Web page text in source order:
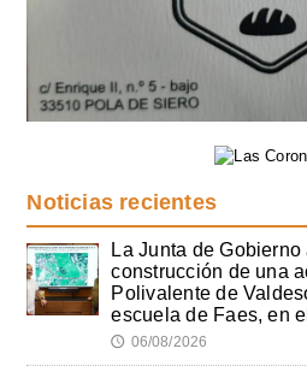
Noticias recientes
La Junta de
construcción de una
Polivalente de
escuela de Faes, en
🕔 06/08/2026